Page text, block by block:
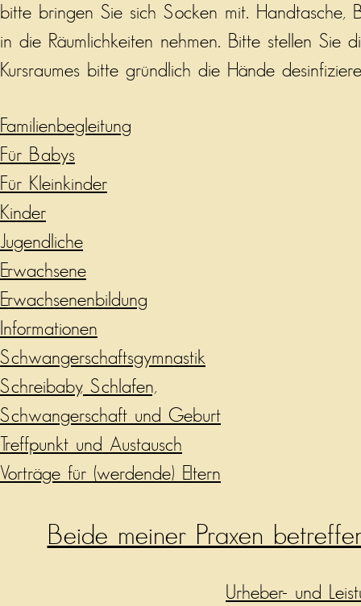
bitte bringen Sie sich Socken mit. Handtasche,
in die Räumlichkeiten nehmen. Bitte stellen Sie
Kursraumes bitte gründlich die Hände
Familienbegleitung
Für Babys
Für Kleinkinder
Kinder
Jugendliche
Erwachsene
Erwachsenenbildung
Informationen
Schwangerschaftsgymnastik
Schreibaby, Schlafen,
Schwangerschaft und Geburt
Treffpunkt und Austausch
Vorträge für (werdende) Eltern
Beide meiner Praxen
Urheber- und